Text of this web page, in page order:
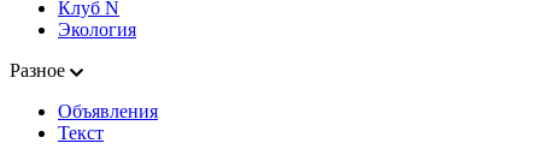
Клуб N
Экология
Разное
Объявления
Текст